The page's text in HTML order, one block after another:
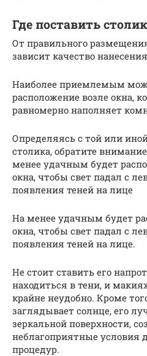
Где поставить столик
От правильного
зависит качество
Наиболее приемлемым
расположение возле окна,
равномерно наполняет
Определяясь с той или
столика, обратите
менее удачным будет
окна, чтобы свет падал с
появления теней на лице
На менее удачным будет
окна, чтобы свет падал с
появления теней на лице.
Не стоит ставить его
находиться в тени, и
крайне неудобно. Кроме
заглядывает солнце, его
зеркальной поверхности,
неблагоприятные условия
процедур.